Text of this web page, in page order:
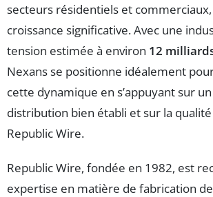
secteurs résidentiels et
croissance significative. Avec une
tension estimée à environ 12
Nexans se positionne idéalement
cette dynamique en s’appuyant sur
distribution bien établi et sur la
Republic Wire.
Republic Wire, fondée en 1982, est
expertise en matière de fabrication